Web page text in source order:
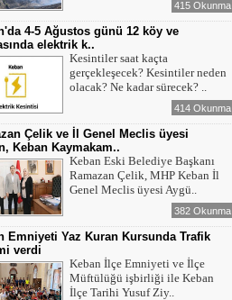
415 Okunma
4-5 Ağustos günü 12 köy ve
elektrik k..
Kesintiler saat kaçta
gerçekleşecek? Kesintiler neden
olacak? Ne kadar sürecek? ..
414 Okunma
Çelik ve İl Genel Meclis üyesi
Keban Kaymakam..
Keban Eski Belediye Başkanı
Ramazan Çelik, MHP Keban İl
Genel Meclis üyesi Aygü..
382 Okunma
Emniyeti Yaz Kuran Kursunda Trafik
verdi
Keban İlçe Emniyeti ve İlçe
Müftülüğü işbirliği ile Keban
İlçe Tarihi Yusuf Ziy..